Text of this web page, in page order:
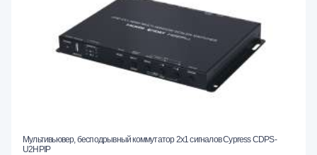
Мультивьювер, бесподрывный коммутатор 2x1 сигналов Cypress CDPS-
U2HPIP